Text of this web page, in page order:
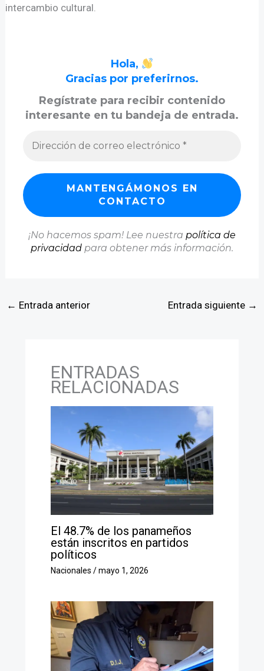
intercambio cultural.
Hola,
Gracias por preferirnos.
Regístrate para recibir contenido
interesante en tu bandeja de entrada.
¡No hacemos spam! Lee nuestra política de
privacidad para obtener más información.
← Entrada anterior Entrada siguiente →
ENTRADAS
RELACIONADAS
El 48.7% de los panameños
están inscritos en partidos
políticos
Nacionales /mayo 1, 2026